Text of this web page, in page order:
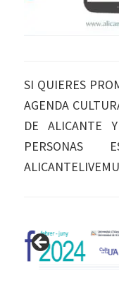
SI QUIERES
AGENDA
DE ALICANTE
PERSONAS